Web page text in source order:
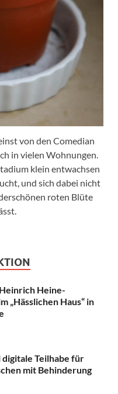
von den Comedian
in vielen Wohnungen.
klein entwachsen
und sich dabei nicht
roten Blüte
Heine-
„Hässlichen Haus“ in
Teilhabe für
mit Behinderung